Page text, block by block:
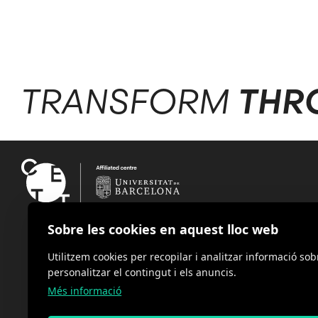
TRANSFORM
Sobre les cookies en aquest lloc web
Utilitzem cookies per recopilar i analitzar informació
personalitzar el contingut i els anuncis.
Més informació